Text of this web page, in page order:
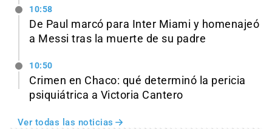
10:58
De Paul marcó para Inter Miami y homenajeó
a Messi tras la muerte de su padre
10:50
Crimen en Chaco: qué determinó la pericia
psiquiátrica a Victoria Cantero
Ver todas las noticias